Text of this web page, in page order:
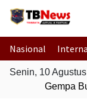
Nasional
Senin, 10
Gempa